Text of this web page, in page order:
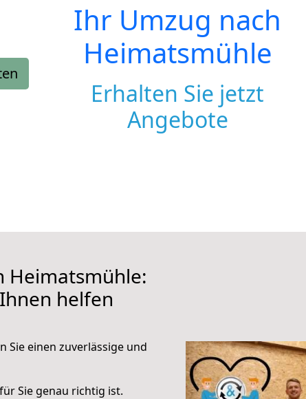
Ihr Umzug nach
Heimatsmühle
Erhalten Sie jetzt
Angebote
Heimatsmühle:
helfen
Sie einen zuverlässige und
Sie genau richtig ist.